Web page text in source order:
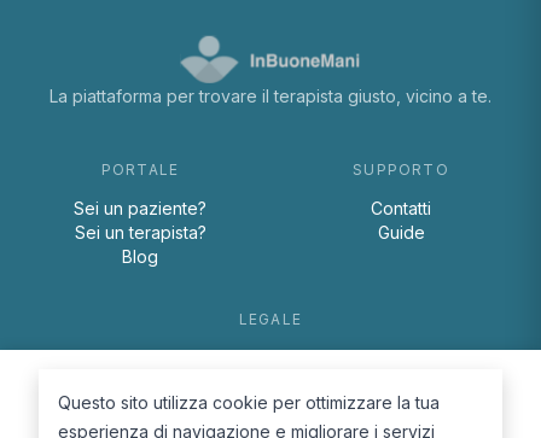
La piattaforma per trovare il terapista giusto, vicino a te.
PORTALE
Sei un paziente?
Sei un terapista?
Blog
SUPPORTO
Contatti
Guide
LEGALE
Cookie Policy
Questo sito utilizza cookie per ottimizzare la tua
esperienza di navigazione e migliorare i servizi